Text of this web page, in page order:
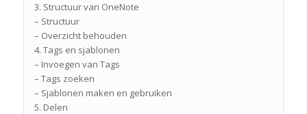
3. Structuur van OneNote
– Structuur
– Overzicht behouden
4. Tags en sjablonen
– Invoegen van Tags
– Tags zoeken
– Sjablonen maken en gebruiken
5. Delen